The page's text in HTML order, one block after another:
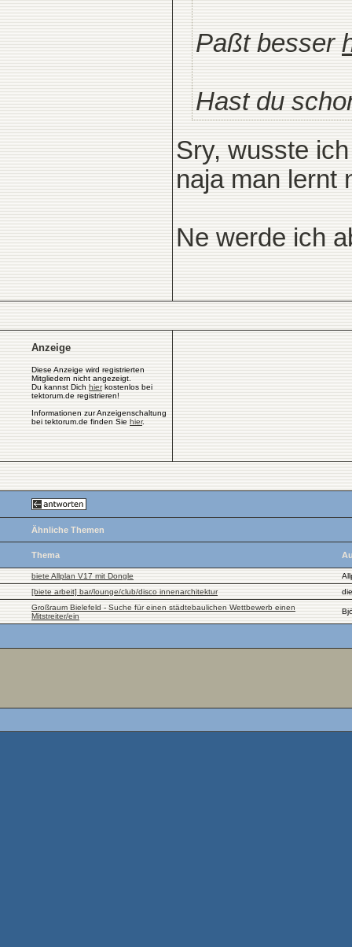
Paßt besser
Hast du
Sry, wusste
naja man lernt
Ne werde ich
Anzeige
Diese Anzeige wird registrierten
Mitgliedern nicht angezeigt.
Du kannst Dich hierkostenlos bei
tektorum.de registrieren!
Informationen zur Anzeigenschaltung
bei tektorum.de finden Sie hier.
Ähnliche Themen
Thema
biete Allplan V17 mit Dongle
[biete arbeit] bar/lounge/club/disco innenarchitektur
Großraum Bielefeld - Suche für einen städtebaulichen Wettbewerb einen
Mitstreiter/ein